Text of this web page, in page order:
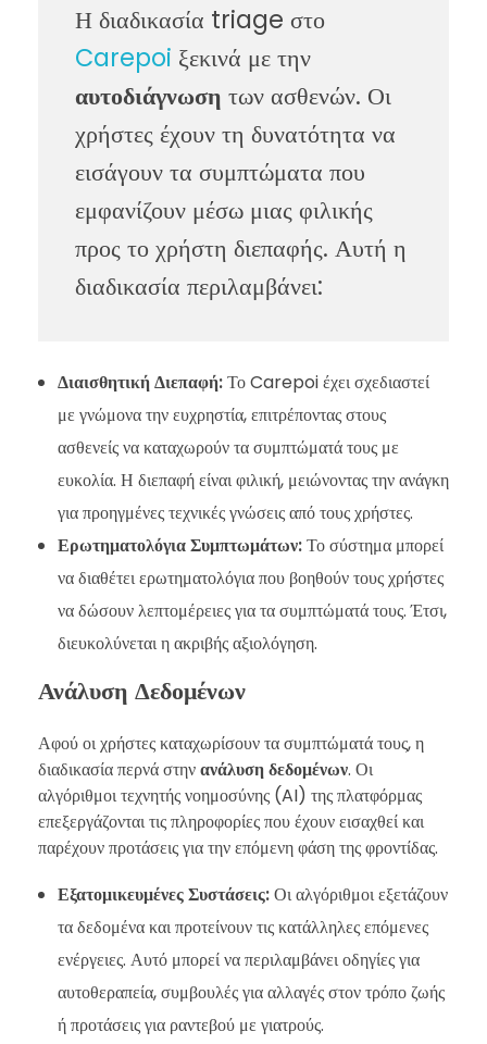
Η διαδικασία triage στο
Carepoi ξεκινά με την
αυτοδιάγνωση των ασθενών. Οι
χρήστες έχουν τη δυνατότητα να
εισάγουν τα συμπτώματα που
εμφανίζουν μέσω μιας φιλικής
προς το χρήστη διεπαφής. Αυτή η
διαδικασία περιλαμβάνει:
Διαισθητική Διεπαφή:Το Carepoi έχει σχεδιαστεί
με γνώμονα την ευχρηστία, επιτρέποντας στους
ασθενείς να καταχωρούν τα συμπτώματά τους με
ευκολία. Η διεπαφή είναι φιλική, μειώνοντας την ανάγκη
για προηγμένες τεχνικές γνώσεις από τους χρήστες.
Ερωτηματολόγια Συμπτωμάτων:Το σύστημα μπορεί
να διαθέτει ερωτηματολόγια που βοηθούν τους χρήστες
να δώσουν λεπτομέρειες για τα συμπτώματά τους. Έτσι,
διευκολύνεται η ακριβής αξιολόγηση.
Ανάλυση Δεδομένων
Αφού οι χρήστες καταχωρίσουν τα συμπτώματά τους, η
διαδικασία περνά στηνανάλυση δεδομένων. Οι
αλγόριθμοι τεχνητής νοημοσύνης (AI) της πλατφόρμας
επεξεργάζονται τις πληροφορίες που έχουν εισαχθεί και
παρέχουν προτάσεις για την επόμενη φάση της φροντίδας.
Εξατομικευμένες Συστάσεις:Οι αλγόριθμοι εξετάζουν
τα δεδομένα και προτείνουν τις κατάλληλες επόμενες
ενέργειες. Αυτό μπορεί να περιλαμβάνει οδηγίες για
αυτοθεραπεία, συμβουλές για αλλαγές στον τρόπο ζωής
ή προτάσεις για ραντεβού με γιατρούς.